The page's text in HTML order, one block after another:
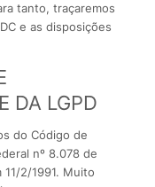
tanto, traçaremos
e as disposições
DA LGPD
do Código de
nº 8.078 de
2/1991. Muito